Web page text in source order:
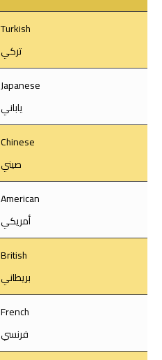
Turkish
تركي
Japanese
ياباني
Chinese
صيني
American
أمريكي
British
بريطاني
French
فرنسي